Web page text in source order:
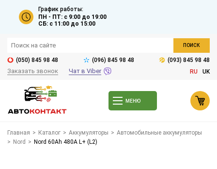
График работы:
ПН - ПТ: с 9:00 до 19:00
СБ: с 11:00 до 15:00
ПОИСК
(050) 845 98 48 (096) 845 98 48 (093) 845 98 48
Заказать звонок Чат в Viber RU UK
МЕНЮ
Главная > Каталог > Аккумуляторы > Автомобильные аккумуляторы
> Nord > Nord 60Ah 480A L+ (L2)